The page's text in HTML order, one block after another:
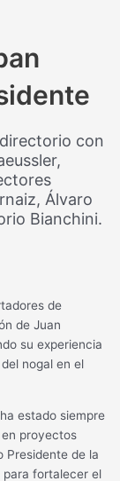
con
Álvaro
Bianchini.
de
de Juan
su experiencia
nogal en el
estado siempre
proyectos
Presidente de la
fortalecer el